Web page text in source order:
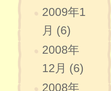
2009年1
月 (6)
2008年
12月 (6)
2008年